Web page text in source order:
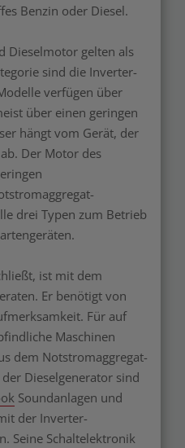
Benzin oder Diesel.
Dieselmotor gelten als
sind die Inverter-
verfügen über
über einen geringen
hängt vom Gerät, der
Der Motor des
drei Typen zum Betrieb
ist mit dem
Er benötigt von
Für auf
Maschinen
dem Notstromaggregat-
Dieselgenerator sind
Soundanlagen und
der Inverter-
Seine Schaltelektronik